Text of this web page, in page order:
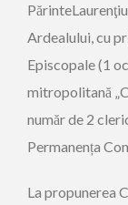
Ardealului, cu
Episcopale (1
mitropolitană
număr de 2
Permanența
La propunerea